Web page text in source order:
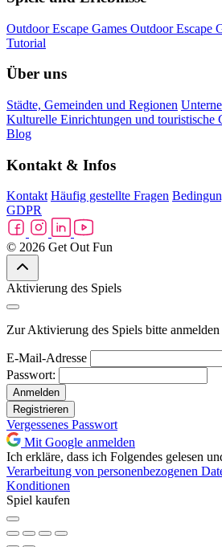
Outdoor Escape Games Outdoor Escape
Tutorial
Über uns
Städte, Gemeinden und Regionen
Kulturelle Einrichtungen und touristische
Blog
Kontakt & Infos
Kontakt Häufig gestellte Fragen
GDPR
© 2026 Get Out Fun
Aktivierung des Spiels
Zur Aktivierung des Spiels bitte anmelden
E-Mail-Adresse
Passwort:
Anmelden
Registrieren
Vergessenes Passwort
Mit Google anmelden
Ich erkläre, dass ich Folgendes gelesen
Verarbeitung von personenbezogenen
Konditionen
Spiel kaufen